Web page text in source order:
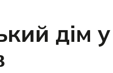
дім у